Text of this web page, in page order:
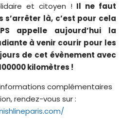
et citoyen ! Il ne faut
s’arrêter là, c’est pour cela
appelle aujourd’hui la
à venir courir pour les
de cet évènement avec
kilomètres !
complémentaires
rendez-vous sur :